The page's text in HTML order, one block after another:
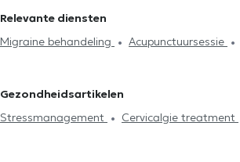
Osteopaten in Ixelles
in Schaerbeek
Osteopaten in Evere
Tervuren
Osteopaten in Sint-Genesius-Rode
Relevante diensten
Migraine behandeling
Acupunctuursessie
Huisbezoek
Articulatieproblemen
Kaakproblemen
Consultatie zuigelingen
Gezondheidsartikelen
Stressmanagement
Cervicalgie treatment